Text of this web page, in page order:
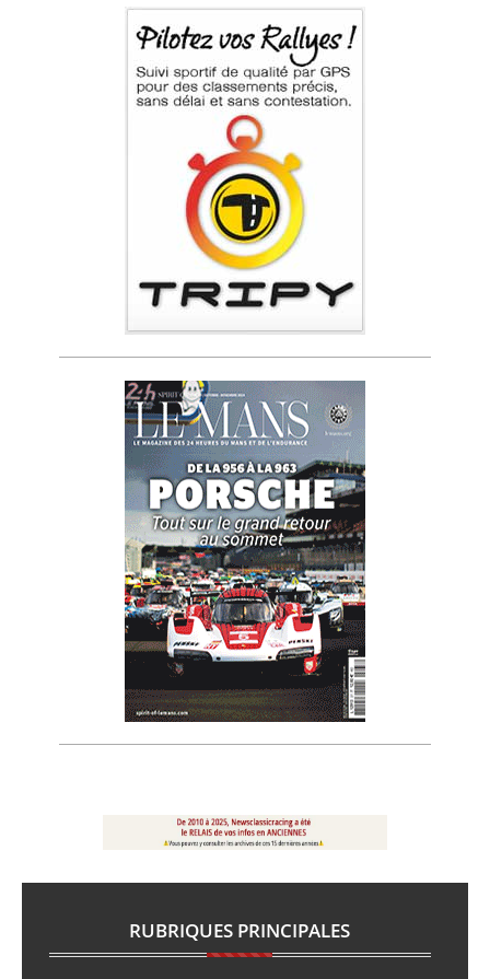
RUBRIQUES PRINCIPALES